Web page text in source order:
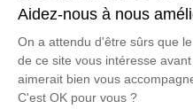
5/5 – 1 avis
Nos Services
Monuments funéraires